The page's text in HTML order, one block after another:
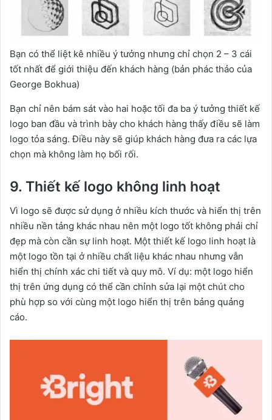
Bạn có thể liệt kê nhiều ý tưởng nhưng chỉ chọn 2 – 3 cái
tốt nhất để giới thiệu đến khách hàng (bản phác thảo của
George Bokhua)
Bạn chỉ nên bám sát vào hai hoặc tối đa ba ý tưởng thiết kế
logo ban đầu và trình bày cho khách hàng thấy điều sẽ làm
logo tỏa sáng. Điều này sẽ giúp khách hàng đưa ra các lựa
chọn mà không làm họ bối rối.
9. Thiết kế logo không linh hoạt
Vì logo sẽ được sử dụng ở nhiều kích thước và hiển thị trên
nhiều nền tảng khác nhau nên một logo tốt không phải chỉ
đẹp mà còn cần sự linh hoạt. Một thiết kế logo linh hoạt là
một logo tồn tại ở nhiều chất liệu khác nhau nhưng vẫn
hiển thị chính xác chi tiết và quy mô. Ví dụ: một logo hiển
thị trên ứng dụng có thể cần chỉnh sửa lại một chút cho
phù hợp so với cùng một logo hiển thị trên bảng quảng
cáo.